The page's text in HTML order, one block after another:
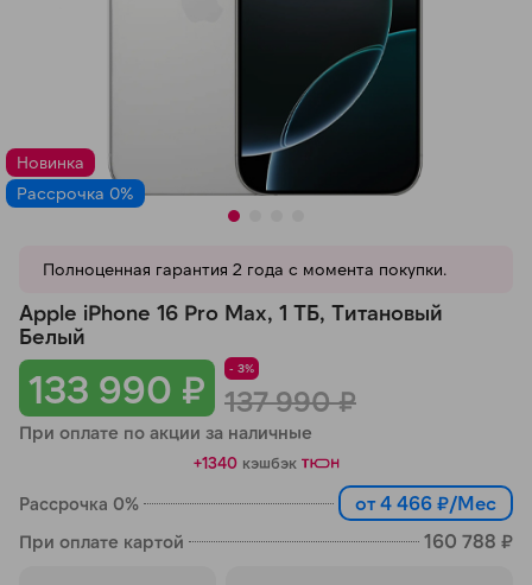
Новинка
Рассрочка 0%
133 990 ₽ - 3%
137 990 ₽
При оплате по акции за наличные
+1340 кэшбэк
Рассрочка 0% от 4 466 ₽/Мес
При оплате картой 160 788 ₽
Полноценная гарантия 2 года с момента покупки.
Apple iPhone 16 Pro Max, 1 ТБ, Титановый
Белый
Оплачивайте сегодня только
% картой любого банка
Получайте товар
Оставшиеся 75% будут
списыватьсяс вашей карты
каждые 2 недели